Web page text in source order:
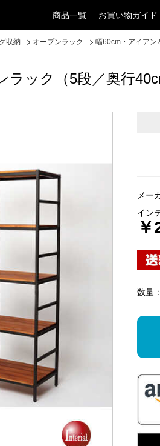
商品一覧 お買い物ガイド
収納 オープンラック 幅60cm・アイアン
ック（5段／奥行
メー
イン
数量：